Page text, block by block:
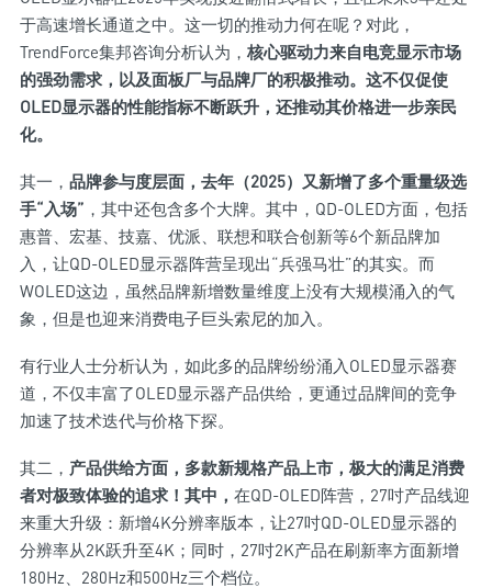
于高速增长通道之中。这一切的推动力何在呢？对此，
TrendForce集邦咨询分析认为， 核心驱动力来自电竞显示市场
的强劲需求，以及面板厂与品牌厂的积极推动。这不仅促使
OLED显示器的性能指标不断跃升，还推动其价格进一步亲民
化。
其一， 品牌参与度层面，去年（2025）又新增了多个重量级选
手“入场” ，其中还包含多个大牌。其中，QD-OLED方面，包括
惠普、宏基、技嘉、优派、联想和联合创新等6个新品牌加
入，让QD-OLED显示器阵营呈现出“兵强马壮”的其实。而
WOLED这边，虽然品牌新增数量维度上没有大规模涌入的气
象，但是也迎来消费电子巨头索尼的加入。
有行业人士分析认为，如此多的品牌纷纷涌入OLED显示器赛
道，不仅丰富了OLED显示器产品供给，更通过品牌间的竞争
加速了技术迭代与价格下探。
其二， 产品供给方面，多款新规格产品上市，极大的满足消费
者对极致体验的追求！其中， 在QD-OLED阵营，27吋产品线迎
来重大升级：新增4K分辨率版本，让27吋QD-OLED显示器的
分辨率从2K跃升至4K；同时，27吋2K产品在刷新率方面新增
180Hz、280Hz和500Hz三个档位。